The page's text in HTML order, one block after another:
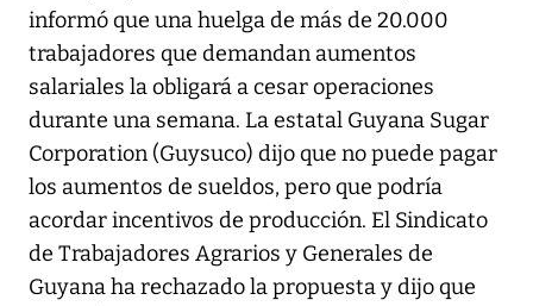
informó que una huelga de más de 20.000
trabajadores que demandan aumentos
salariales la obligará a cesar operaciones
durante una semana. La estatal Guyana Sugar
Corporation (Guysuco) dijo que no puede pagar
los aumentos de sueldos, pero que podría
acordar incentivos de producción. El Sindicato
de Trabajadores Agrarios y Generales de
Guyana ha rechazado la propuesta y dijo que